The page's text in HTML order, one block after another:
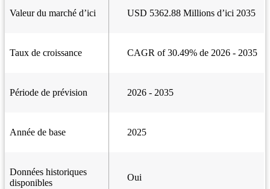
Valeur du marché d’ici USD 5362.88 Millions d’ici 2035
Taux de croissance CAGR of 30.49% de 2026 - 2035
Période de prévision 2026 - 2035
Année de base 2025
Données historiques
disponibles
Oui